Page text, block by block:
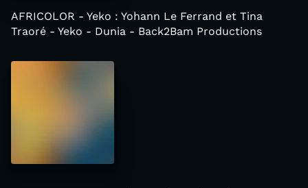
AFRICOLOR - Yeko : Yohann Le Ferrand et Tina
Traoré - Yeko - Dunia - Back2Bam Productions